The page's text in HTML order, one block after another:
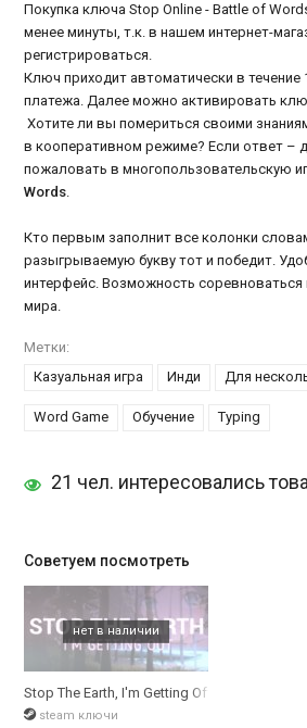
Покупка ключа Stop Online - Battle of
менее минуты, т.к. в нашем интернет-
регистрироваться.
Ключ приходит автоматически в течение
платежа. Далее можно активировать
Хотите ли вы помериться своими
в кооперативном режиме? Если ответ –
пожаловать в многопользовательскую
Words.
Кто первым заполнит все колонки
разыгрываемую букву тот и победит.
интерфейс. Возможность соревноваться
мира.
Метки:
Казуальная игра
Инди Для
Word Game Обучение Typing
21 чел. интересовались
Советуем посмотреть
Stop The Earth, I'm Getting Off
steam ключи